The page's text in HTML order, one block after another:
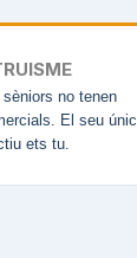
no tenen
El seu únic
ets tu.